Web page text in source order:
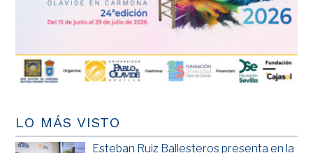
LO MÁS VISTO
Esteban Ruiz Ballesteros presenta en la